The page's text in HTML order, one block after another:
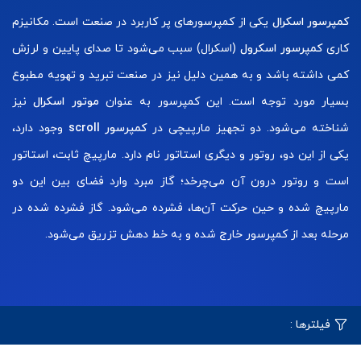
کمپرسور اسکرال یکی از کمپرسورهای پر کاربرد در صنعت است. مکانیزم
کاریکمپرسور اسکرول(اسکرال) سبب می‌شود تا صدای پایین و لرزش
کمی داشته باشد و به همین دلیل نیز در صنعت تبرید و تهویه مطبوع
بسیار مورد توجه است. این کمپرسور به عنوان موتور اسکرالنیز
شناخته می‌شود. دو تجهیز مارپیچی درکمپرسور scroll
وجود دارد،
یکی از این دو، روتور و دیگری استاتور نام دارد. مارپیچ ثابت، استاتور
است و روتور درون آن می‌چرخد؛ گاز مبرد وارد فضای بین این دو
مارپیچ شده و حین حرکت آن‌ها، فشرده می‌شود. گاز فشرده شده در
مرحله بعد از کمپرسور خارج شده و به خط دهش تزریق می‌شود.
فیلترها :